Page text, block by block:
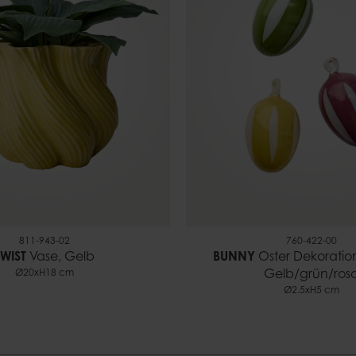
811-943-02
Vase, Gelb
Ø20xH18 cm
760-422-00
BUNNY Oster
Gelb/grün/
Ø2.5xH5 cm